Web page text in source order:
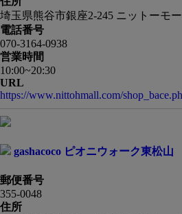
埼玉県熊谷市銀座2-245 ニットーモ
電話番号
070-3164-0938
営業時間
10:00~20:30
URL
https://www.nittohmall.com/
gashacoco ピオニウォーク東松山
郵便番号
355-0048
住所